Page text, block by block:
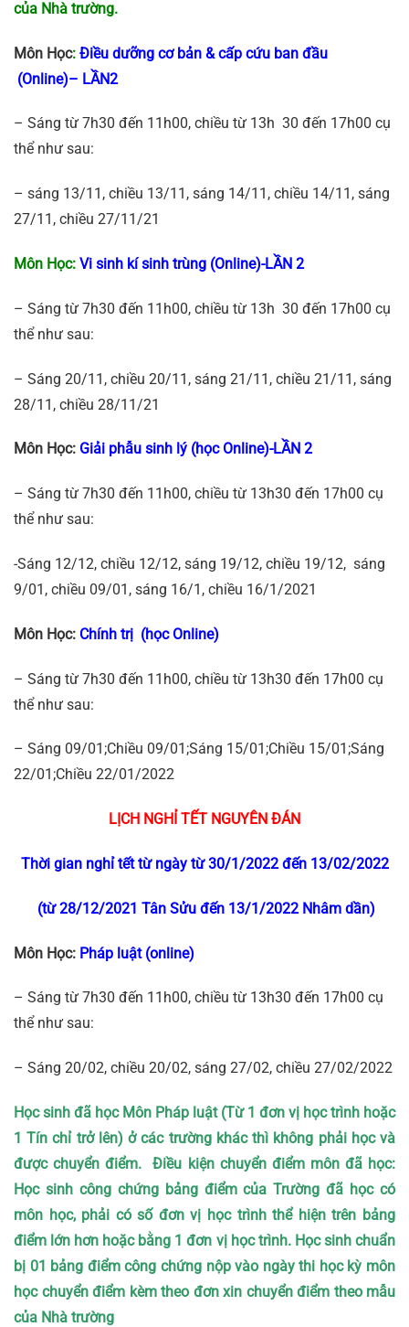
của Nhà trường.
Môn Học: Điều dưỡng cơ bản & cấp cứu ban đầu
(Online)– LẦN2
– Sáng từ 7h30 đến 11h00, chiều từ 13h 30 đến 17h00 cụ
thể như sau:
– sáng 13/11, chiều 13/11, sáng 14/11, chiều 14/11, sáng
27/11, chiều 27/11/21
Môn Học: Vi sinh kí sinh trùng (Online)-LẦN 2
– Sáng từ 7h30 đến 11h00, chiều từ 13h 30 đến 17h00 cụ
thể như sau:
– Sáng 20/11, chiều 20/11, sáng 21/11, chiều 21/11, sáng
28/11, chiều 28/11/21
Môn Học: Giải phẫu sinh lý (học Online)-LẦN 2
– Sáng từ 7h30 đến 11h00, chiều từ 13h30 đến 17h00 cụ
thể như sau:
-Sáng 12/12, chiều 12/12, sáng 19/12, chiều 19/12, sáng
9/01, chiều 09/01, sáng 16/1, chiều 16/1/2021
Môn Học: Chính trị (học Online)
– Sáng từ 7h30 đến 11h00, chiều từ 13h30 đến 17h00 cụ
thể như sau:
– Sáng 09/01;Chiều 09/01;Sáng 15/01;Chiều 15/01;Sáng
22/01;Chiều 22/01/2022
LỊCH NGHỈ TẾT NGUYÊN ĐÁN
Thời gian nghỉ tết từ ngày từ 30/1/2022 đến 13/02/2022
(từ 28/12/2021 Tân Sửu đến 13/1/2022 Nhâm dần)
Môn Học: Pháp luật (online)
– Sáng từ 7h30 đến 11h00, chiều từ 13h30 đến 17h00 cụ
thể như sau:
– Sáng 20/02, chiều 20/02, sáng 27/02, chiều 27/02/2022
Học sinh đã học Môn Pháp luật (Từ 1 đơn vị học trình hoặc
1 Tín chỉ trở lên) ở các trường khác thì không phải học và
được chuyển điểm. Điều kiện chuyển điểm môn đã học:
Học sinh công chứng bảng điểm của Trường đã học có
môn học, phải có số đơn vị học trình thể hiện trên bảng
điểm lớn hơn hoặc bằng 1 đơn vị học trình. Học sinh chuẩn
bị 01 bảng điểm công chứng nộp vào ngày thi học kỳ môn
học chuyển điểm kèm theo đơn xin chuyển điểm theo mẫu
của Nhà trường